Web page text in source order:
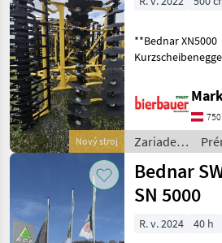
MARKETPLACE
Marketplace
Nabídky
prodejců
Inzeráty
Nový stroj
**Bednar XN5000
Einsatzbereit.** Die Bednar
XN5000 ist eine
leistungsstarke
**gezackten
Zariadenia
na
obrábanie
pôdy /
Bednar
Bednar
SN 5000
R. v. 2024 40 h